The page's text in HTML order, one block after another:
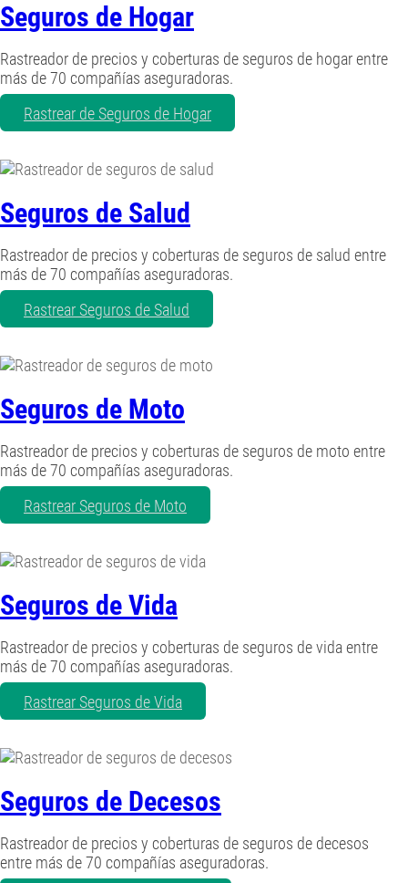
Seguros de Hogar
Rastreador de precios y coberturas de seguros de hogar entre
más de 70 compañías aseguradoras.
Rastrear de Seguros de Hogar
Seguros de Salud
Rastreador de precios y coberturas de seguros de salud entre
más de 70 compañías aseguradoras.
Rastrear Seguros de Salud
Seguros de Moto
Rastreador de precios y coberturas de seguros de moto entre
más de 70 compañías aseguradoras.
Rastrear Seguros de Moto
Seguros de Vida
Rastreador de precios y coberturas de seguros de vida entre
más de 70 compañías aseguradoras.
Rastrear Seguros de Vida
Seguros de Decesos
Rastreador de precios y coberturas de seguros de decesos
entre más de 70 compañías aseguradoras.